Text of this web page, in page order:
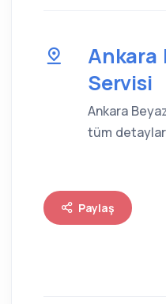
Ankara
Servisi
Ankara
tüm
Paylaş